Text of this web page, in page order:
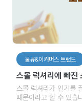
물류&이커머스 트랜드
스몰 럭셔리에 빠진
스몰 럭셔리가 인기를
때문이라고 할 수 있습